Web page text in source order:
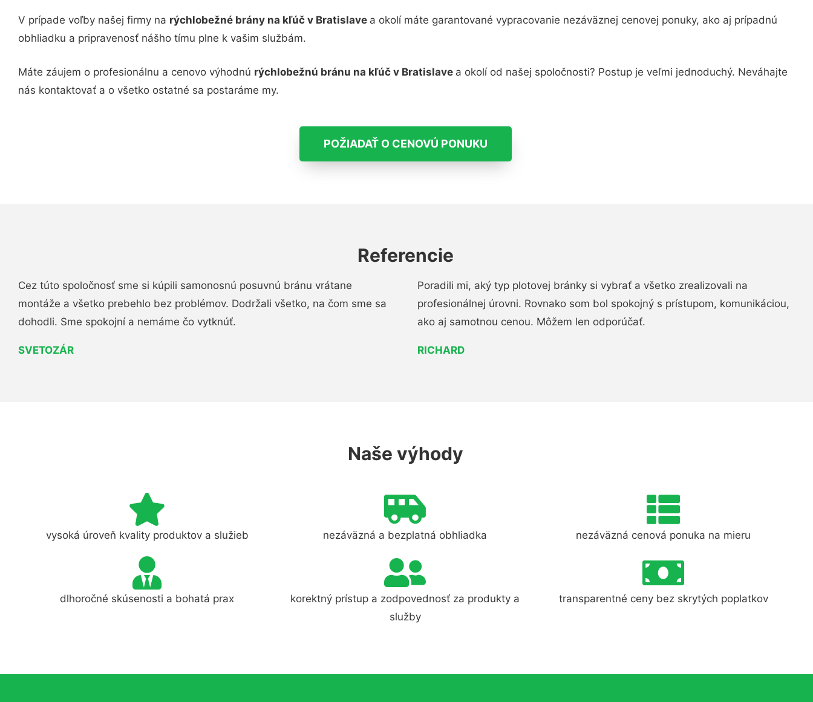
V prípade voľby našej firmy na rýchlobežné brány na kľúč v Bratislave a okolí máte garantované vypracovanie nezáväznej cenovej ponuky, ako aj prípadnú
obhliadku a pripravenosť nášho tímu plne k vašim službám.
Máte záujem o profesionálnu a cenovo výhodnú rýchlobežnú bránu na kľúč v Bratislave a okolí od našej spoločnosti? Postup je veľmi jednoduchý. Neváhajte
nás kontaktovať a o všetko ostatné sa postaráme my.
POŽIADAŤ O CENOVÚ PONUKU
Referencie
Cez túto spoločnosť sme si kúpili samonosnú posuvnú bránu vrátane
montáže a všetko prebehlo bez problémov. Dodržali všetko, na čom sme sa
dohodli. Sme spokojní a nemáme čo vytknúť.
SVETOZÁR
Poradili mi, aký typ plotovej bránky si vybrať a všetko zrealizovali na
profesionálnej úrovni. Rovnako som bol spokojný s prístupom, komunikáciou,
ako aj samotnou cenou. Môžem len odporúčať.
RICHARD
Naše výhody
vysoká úroveň kvality produktov a služieb nezáväzná a bezplatná obhliadka nezáväzná cenová ponuka na mieru
dlhoročné skúsenosti a bohatá prax
korektný prístup a zodpovednosť za produkty a
služby
transparentné ceny bez skrytých poplatkov